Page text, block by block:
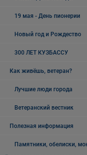
19 мая - День пионерии
Новый год и Рождество
300 ЛЕТ КУЗБАССУ
Как живёшь, ветеран?
Лучшие люди города
Ветеранский вестник
Полезная информация
Памятники, обелиски,